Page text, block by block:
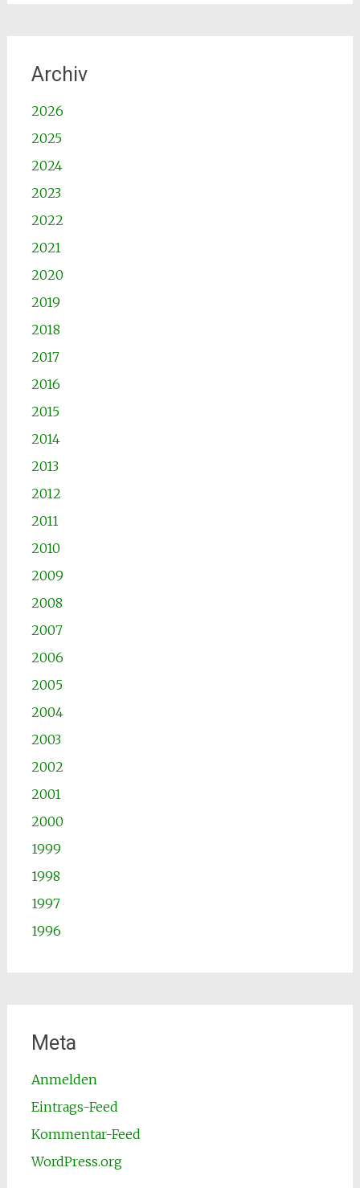
Archiv
2026
2025
2024
2023
2022
2021
2020
2019
2018
2017
2016
2015
2014
2013
2012
2011
2010
2009
2008
2007
2006
2005
2004
2003
2002
2001
2000
1999
1998
1997
1996
Meta
Anmelden
Eintrags-Feed
Kommentar-Feed
WordPress.org